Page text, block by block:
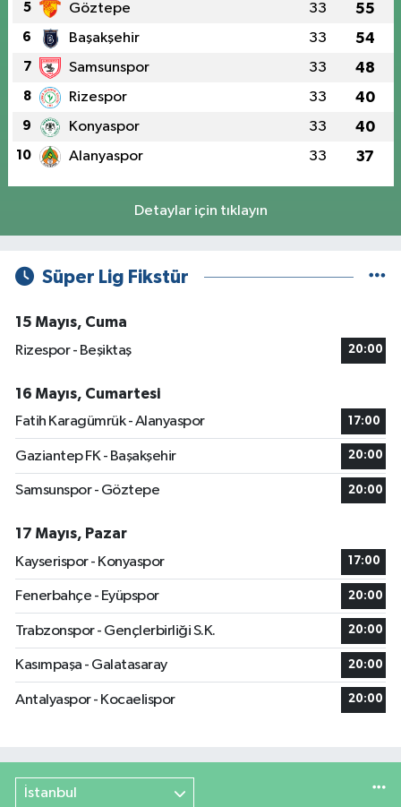
5 Göztepe 33 55
6 Başakşehir 33 54
7 Samsunspor 33 48
8 Rizespor 33 40
9 Konyaspor 33 40
10 Alanyaspor 33 37
Detaylar için tıklayın
Süper Lig Fikstür
15 Mayıs, Cuma
Rizespor - Beşiktaş
20:00
16 Mayıs, Cumartesi
Fatih Karagümrük - Alanyaspor
17:00
Gaziantep FK - Başakşehir 20:00
Samsunspor - Göztepe 20:00
17 Mayıs, Pazar
Kayserispor - Konyaspor
17:00
Fenerbahçe - Eyüpspor 20:00
Trabzonspor - Gençlerbirliği S.K. 20:00
Kasımpaşa - Galatasaray 20:00
Antalyaspor - Kocaelispor 20:00
İstanbul